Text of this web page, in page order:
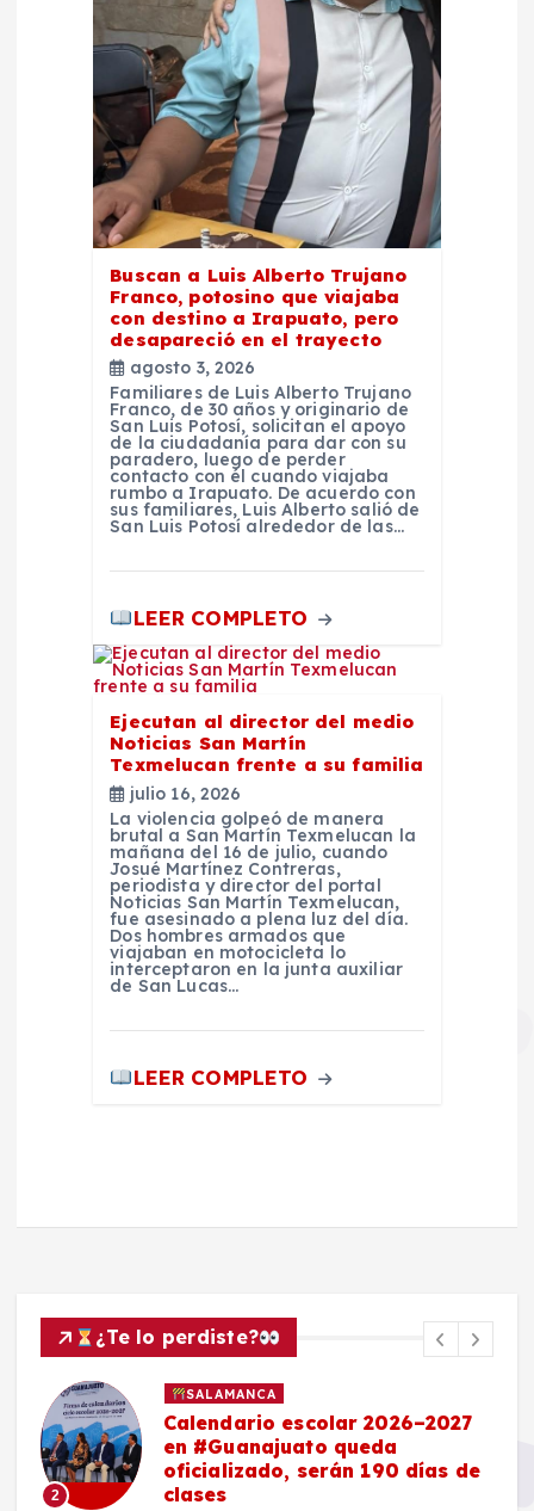
Buscan a Luis Alberto Trujano
Franco, potosino que viajaba
con destino a Irapuato, pero
desapareció en el trayecto
agosto 3, 2026
Familiares de Luis Alberto Trujano
Franco, de 30 años y originario de
San Luis Potosí, solicitan el apoyo
de la ciudadanía para dar con su
paradero, luego de perder
contacto con él cuando viajaba
rumbo a Irapuato. De acuerdo con
sus familiares, Luis Alberto salió de
San Luis Potosí alrededor de las…
LEER COMPLETO
Ejecutan al director del medio
Noticias San Martín
Texmelucan frente a su familia
julio 16, 2026
La violencia golpeó de manera
brutal a San Martín Texmelucan la
mañana del 16 de julio, cuando
Josué Martínez Contreras,
periodista y director del portal
Noticias San Martín Texmelucan,
fue asesinado a plena luz del día.
Dos hombres armados que
viajaban en motocicleta lo
interceptaron en la junta auxiliar
de San Lucas…
LEER COMPLETO
¿Te lo perdiste?
2
SALAMANCA
Calendario escolar 2026–2027
en #Guanajuato queda
oficializado, serán 190 días de
clases